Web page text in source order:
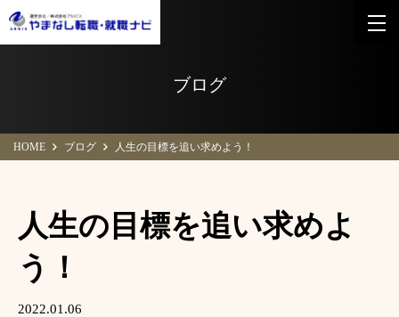
ブログ
HOME ブログ 人生の目標を追い求めよう！
人生の目標を追い求めよ
う！
2022.01.06